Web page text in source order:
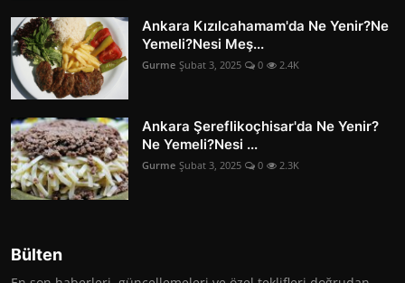
Ankara Kızılcahamam'da Ne Yenir?Ne
Yemeli?Nesi Meş...
Gurme Şubat 3, 2025 0 2.4K
Ankara Şereflikoçhisar'da Ne Yenir?
Ne Yemeli?Nesi ...
Gurme Şubat 3, 2025 0 2.3K
Bülten